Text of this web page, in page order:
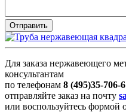
Для заказа нержавеющего
консультантам
по телефонам 8 (495)35-706-
отправляйте заказ на почту
или воспользуйтесь формой